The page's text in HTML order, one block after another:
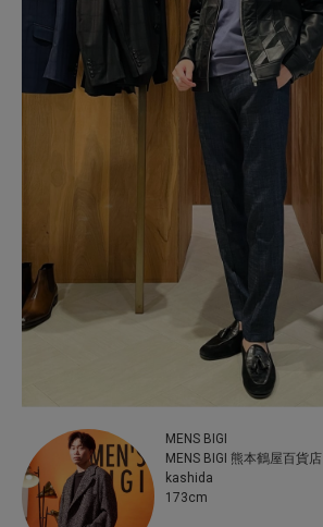
MENS BIGI
MENS BIGI 熊本鶴屋百貨店
kashida
173cm